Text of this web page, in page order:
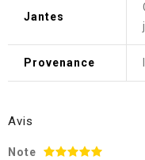
Jantes
Provenance
Avis
Note